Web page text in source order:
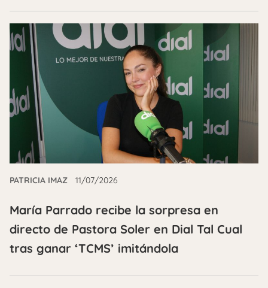
PATRICIA IMAZ 11/07/2026
María Parrado recibe la sorpresa en
directo de Pastora Soler en Dial Tal Cual
tras ganar ‘TCMS’ imitándola